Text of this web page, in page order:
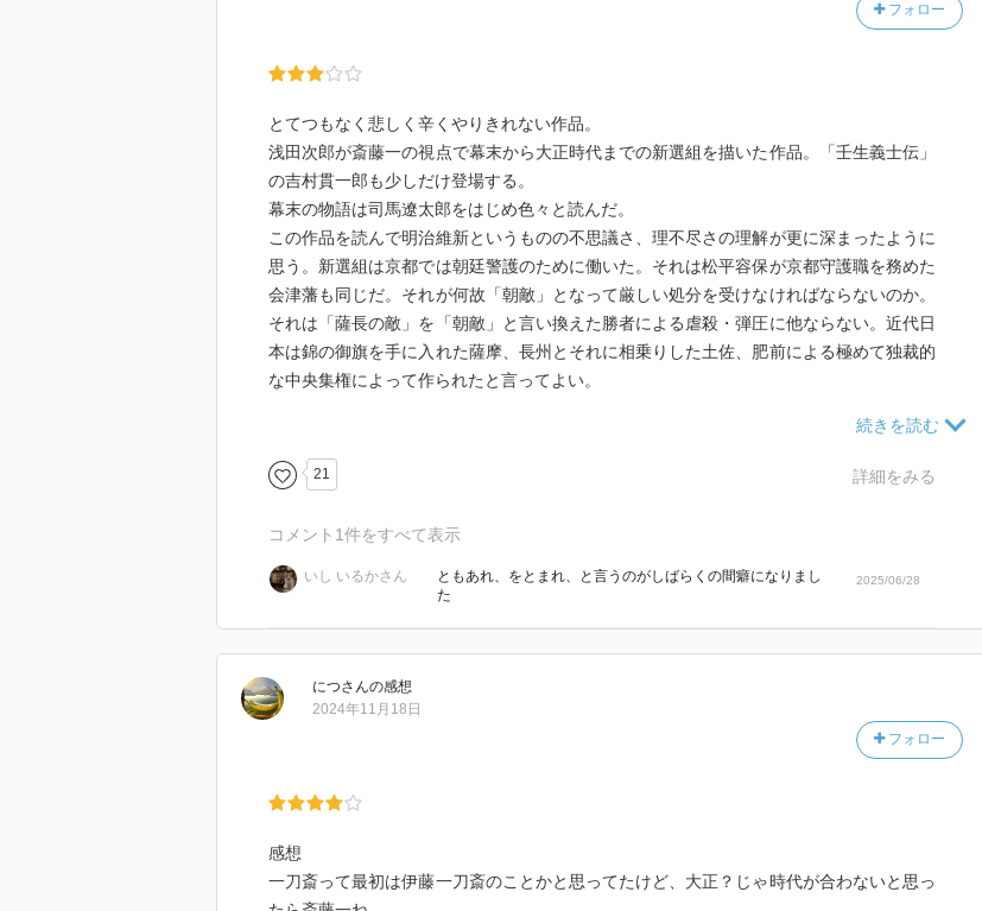
フォロー
とてつもなく悲しく辛くやりきれない作品。
浅田次郎が斎藤一の視点で幕末から大正時代までの新選組を描いた作品。「壬生義士伝」
の吉村貫一郎も少しだけ登場する。
幕末の物語は司馬遼太郎をはじめ色々と読んだ。
この作品を読んで明治維新というものの不思議さ、理不尽さの理解が更に深まったように
思う。新選組は京都では朝廷警護のために働いた。それは松平容保が京都守護職を務めた
会津藩も同じだ。それが何故「朝敵」となって厳しい処分を受けなければならないのか。
それは「薩長の敵」を「朝敵」と言い換えた勝者による虐殺・弾圧に他ならない。近代日
本は錦の御旗を手に入れた薩摩、長州とそれに相乗りした土佐、肥前による極めて独裁的
な中央集権によって作られたと言ってよい。
ケースはないように思う。人斬りだったから悪人とは限らない。人斬りは幕末当時は職業
のようなものだ。その善悪を現代の感覚で決めるのは難しい。
21 詳細をみる
コメント 1件をすべて表示
いし いるかさん
ともあれ、をとまれ、と言うのがしばらくの間癖になりまし
た
2025/06/28
につさんの感想
フォロー
2024年11月18日
感想
一刀斎って最初は伊藤一刀斎のことかと思ってたけど、大正？じゃ時代が合わないと思っ